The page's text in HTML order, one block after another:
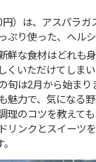
）は、アスパラガ
ぷり使った、ヘルシ
鮮な食材はどれも
くいただけてしまい
旬は2月から始まり
魅力で、気になる
理のコツを教えても
リンクとスイーツ